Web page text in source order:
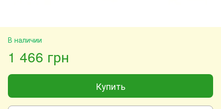
В наличии
1 466 грн
Купить